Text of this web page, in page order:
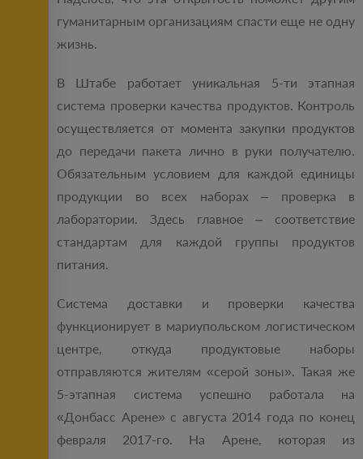
гуманитарным организациям спасти еще не одну
жизнь.
В Штабе работает уникальная 5-ти этапная
система проверки качества продуктов. Контроль
осуществляется от момента закупки продуктов
до передачи пакета лично в руки получателю.
Обязательным условием для каждой единицы
продукции во всех наборах – проверка в
лаборатории. Здесь главное – соответствие
стандартам для каждой группы продуктов
питания.
Система доставки и проверки качества
функционирует в мариупольском логистическом
центре, откуда продуктовые наборы
отправляются жителям «серой зоны». Такая же
5-этапная система успешно работала на
«Донбасс Арене» с августа 2014 года по конец
февраля 2017-го. На Арене, которая из